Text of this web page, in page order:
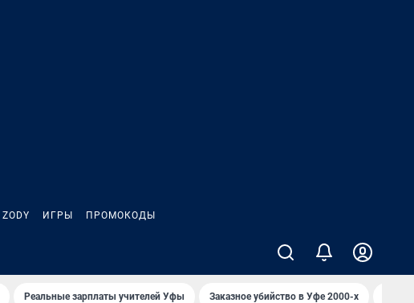
ZODY ИГРЫ ПРОМОКОДЫ
Реальные зарплаты учителей Уфы Заказное убийство в Уфе 2000-х